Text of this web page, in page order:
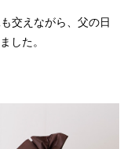
交えながら、父の日
した。